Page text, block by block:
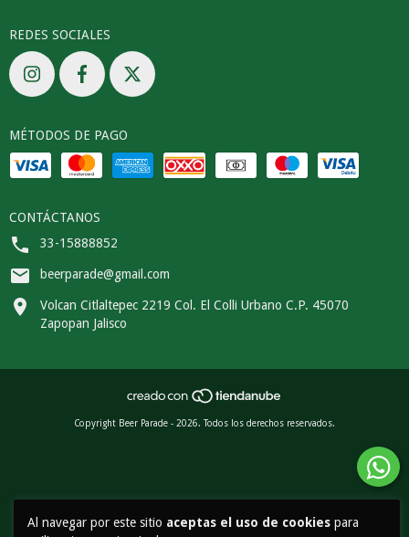
Al navegar por este sitio aceptas el uso de cookies para
REDES SOCIALES
MÉTODOS DE PAGO
CONTÁCTANOS
33-15888852
beerparade@gmail.com
Volcan Citlaltepec 2219 Col. El Colli Urbano C.P. 45070
Zapopan Jalisco
Copyright Beer Parade - 2026. Todos los derechos reservados.